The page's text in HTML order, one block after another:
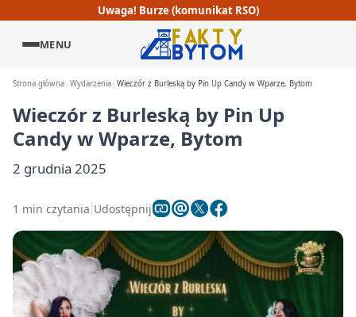
Uwaga! Burze (komunikat RSO)
MENU
Strona główna Wydarzenia Wieczór z Burleską by Pin Up Candy w Wparze, Bytom
Wieczór z Burleską by Pin Up
Candy w Wparze, Bytom
2 grudnia 2025
1 min czytania Udostępnij